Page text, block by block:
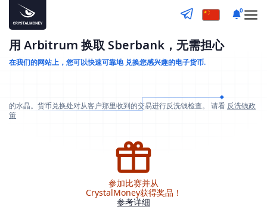
0
用 Arbitrum 换取 Sberbank，无需担心
在我们的网站上，您可以快速可靠地 兑换您感兴趣的电子货币.
的水晶。货币兑换处对从客户那里收到的交易进行反洗钱检查。 请看 反洗钱政
策
参加比赛并从
CrystalMoney获得奖品！
参考详细